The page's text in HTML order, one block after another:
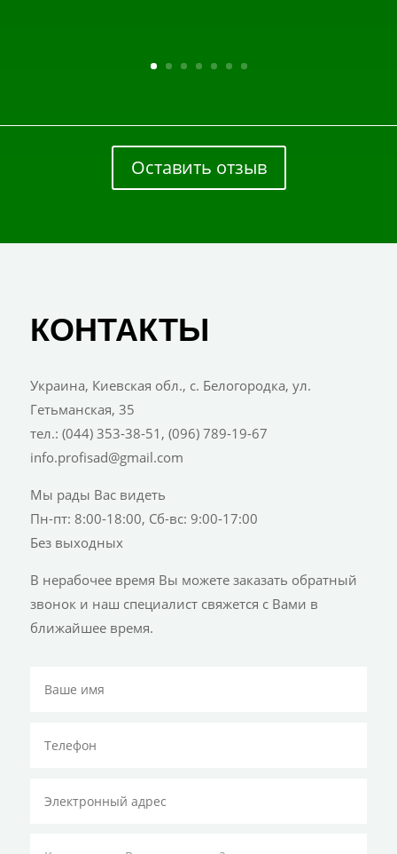
Оставить отзыв
КОНТАКТЫ
Украина, Киевская обл., с. Белогородка, ул.
Гетьманская, 35
тел.: (044) 353-38-51, (096) 789-19-67
info.profisad@gmail.com
Мы рады Вас видеть
Пн-пт: 8:00-18:00, Сб-вс: 9:00-17:00
Без выходных
В нерабочее время Вы можете заказать обратный
звонок и наш специалист свяжется с Вами в
ближайшее время.